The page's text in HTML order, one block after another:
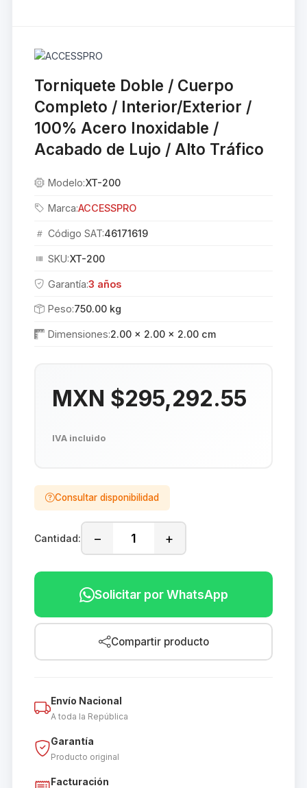
Torniquete Doble / Cuerpo
Completo / Interior/Exterior /
100% Acero Inoxidable /
Acabado de Lujo / Alto Tráfico
Modelo:XT-200
Marca:ACCESSPRO
Código SAT:46171619
SKU:XT-200
Garantía:3 años
Peso:750.00 kg
Dimensiones:2.00 × 2.00 × 2.00 cm
MXN $295,292.55
IVA incluido
Consultar disponibilidad
Cantidad: − +
Solicitar por WhatsApp
Compartir producto
Envío Nacional
A toda la República
Garantía
Producto original
Facturación